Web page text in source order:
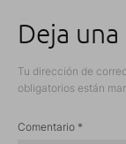
Deja
Tu dirección de
obligatorios están
Comentario *